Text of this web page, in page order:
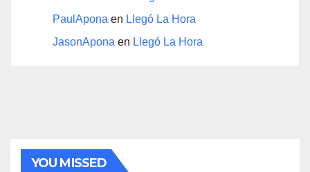
PaulApona en Llegó La Hora
JasonApona en Llegó La Hora
YOU MISSED